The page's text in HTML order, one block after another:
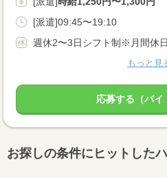
[派遣]09:45〜19:10
週休2〜3日シフト制※月間休
もっと見
応募する（バイ
お探しの条件にヒットした